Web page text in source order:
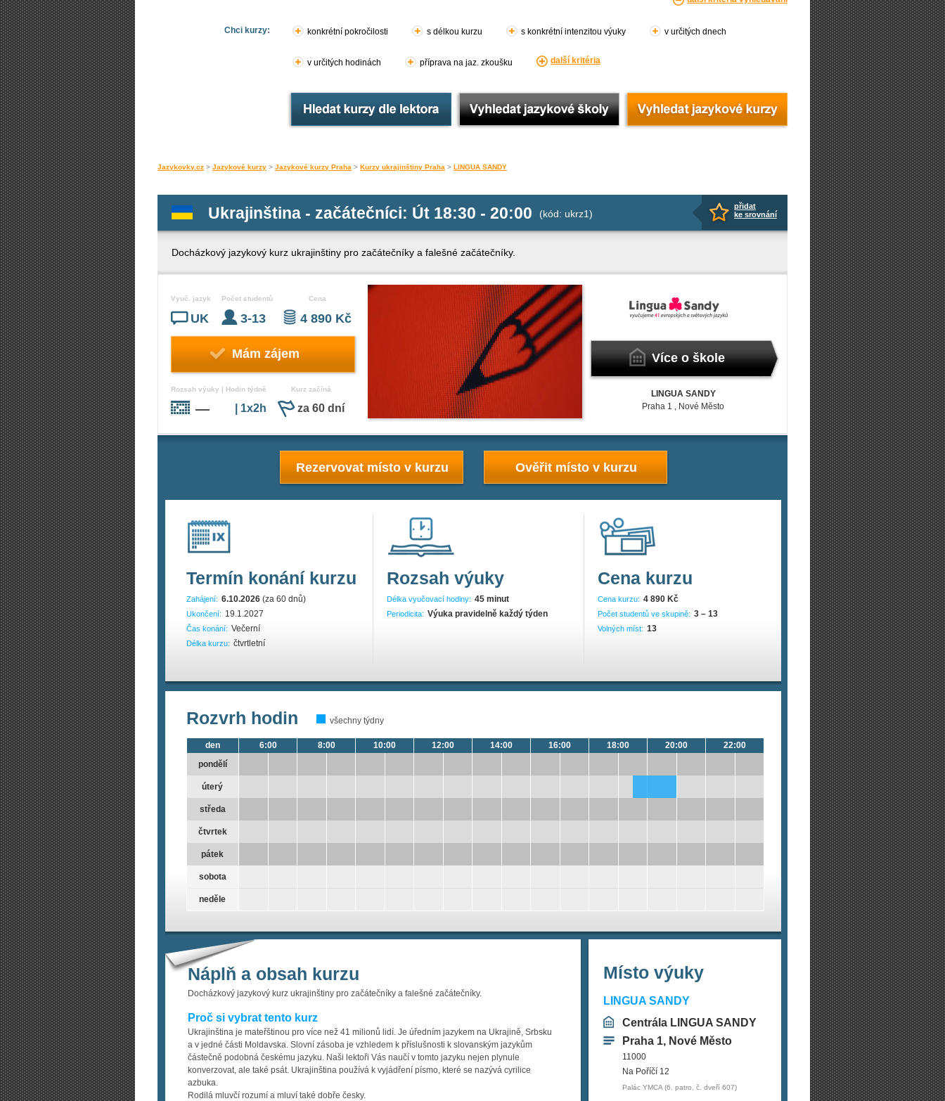
Chci kurzy: konkrétní pokročilosti s délkou kurzu s konkrétní intenzitou výuky v určitých dnech
v určitých hodinách příprava na jaz. zkoušku další kritéria
Jazykovky.cz > Jazykové kurzy > Jazykové kurzy Praha > Kurzy ukrajinštiny Praha > LINGUA SANDY
přidat
ke srovnání
Ukrajinština - začátečníci: Út 18:30 - 20:00 (kód: ukrz1)
Docházkový jazykový kurz ukrajinštiny pro začátečníky a falešné začátečníky.
Vyuč. jazyk
UK
Počet studentů
3-13
Cena
4 890 Kč
Mám zájem
Rozsah výuky | Hodin týdně
— | 1x2h
Kurz začíná
za 60 dní
Více o škole
LINGUA SANDY
Praha 1 , Nové Město
Rezervovat místo v kurzu Ověřit místo v kurzu
Termín konání kurzu
Zahájení: 6.10.2026 (za 60 dnů)
Ukončení: 19.1.2027
Čas konání: Večerní
Délka kurzu: čtvrtletní
Rozsah výuky
Délka vyučovací hodiny: 45 minut
Periodicita: Výuka pravidelně každý týden
Cena kurzu
Cena kurzu: 4 890 Kč
Počet studentů ve skupině: 3 – 13
Volných míst: 13
Rozvrh hodin všechny týdny
den
pondělí
úterý
středa
čtvrtek
pátek
sobota
neděle
6:00 8:00 10:00 12:00 14:00 16:00 18:00 20:00 22:00
Náplň a obsah kurzu
Docházkový jazykový kurz ukrajinštiny pro začátečníky a falešné začátečníky.
Proč si vybrat tento kurz
Ukrajinština je mateřštinou pro více než 41 milionů lidí. Je úředním jazykem na Ukrajině, Srbsku
a v jedné části Moldavska. Slovní zásoba je vzhledem k příslušnosti k slovanským jazykům
částečně podobná českému jazyku. Naši lektoři Vás naučí v tomto jazyku nejen plynule
konverzovat, ale také psát. Ukrajinština používá k vyjádření písmo, které se nazývá cyrilice
azbuka.
Rodilá mluvčí rozumí a mluví také dobře česky.
Místo výuky
LINGUA SANDY
Centrála LINGUA SANDY
Praha 1, Nové Město
11000
Na Poříčí 12
Palác YMCA (6. patro, č. dveří 607)